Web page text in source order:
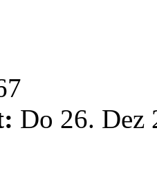
Do 26. Dez